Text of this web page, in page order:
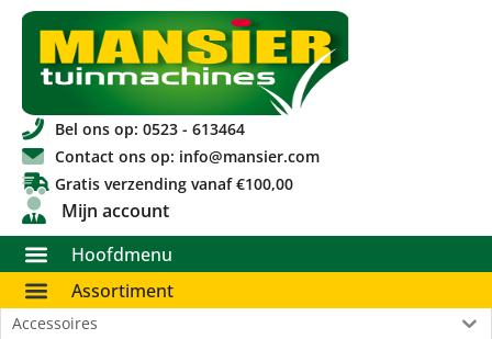
Bel ons op: 0523 - 613464
Contact ons op: info@mansier.com
Gratis verzending vanaf €100,00
Mijn account
Hoofdmenu
Assortiment
Accessoires